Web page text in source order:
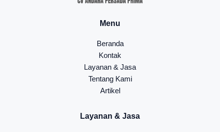
Menu
Beranda
Kontak
Layanan & Jasa
Tentang Kami
Artikel
Layanan & Jasa